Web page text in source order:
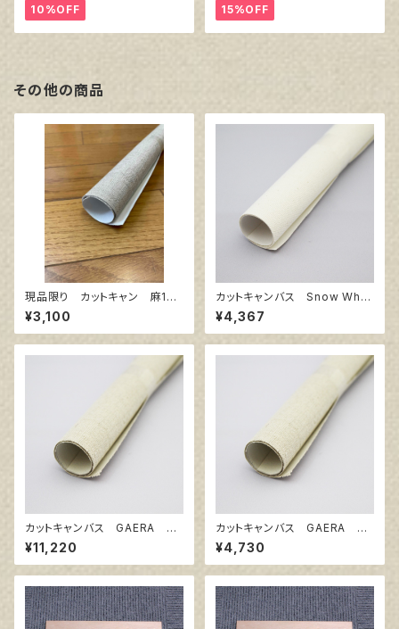
10%OFF 15%OFF
その他の商品
現品限り カットキャン 麻10
0％ F15 (3枚組)
¥3,100
カットキャンバス Snow Whit
e SPC F50
¥4,367
カットキャンバス GAERA F
S60
¥11,220
カットキャンバス GAERA F
S25
¥4,730